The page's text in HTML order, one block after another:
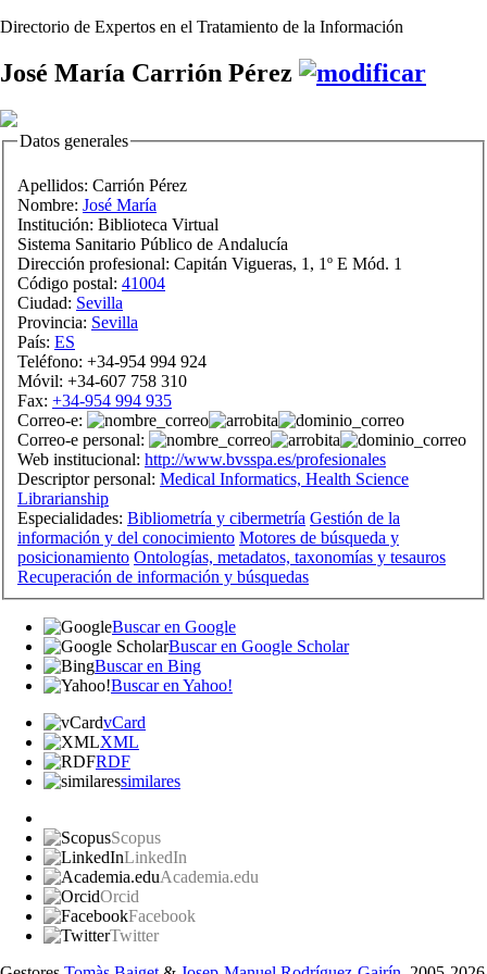
Directorio de Expertos en el Tratamiento de la Información
José María Carrión Pérez
Datos generales
Apellidos: Carrión Pérez
Nombre: José María
Institución: Biblioteca Virtual
Sistema Sanitario Público de Andalucía
Dirección profesional: Capitán Vigueras, 1, 1º E Mód. 1
Código postal: 41004
Ciudad: Sevilla
Provincia: Sevilla
País: ES
Teléfono: +34-954 994 924
Móvil: +34-607 758 310
Fax: +34-954 994 935
Correo-e:
Correo-e personal:
Web institucional: http://www.bvsspa.es/profesionales
Descriptor personal: Medical Informatics, Health Science
Librarianship
Especialidades: Bibliometría y cibermetría Gestión de la
información y del conocimiento Motores de búsqueda y
posicionamiento Ontologías, metadatos, taxonomías y tesauros
Recuperación de información y búsquedas
Buscar en Google
Buscar en Google Scholar
Buscar en Bing
Buscar en Yahoo!
vCard
XML
RDF
similares
Scopus
LinkedIn
Academia.edu
Orcid
Facebook
Twitter